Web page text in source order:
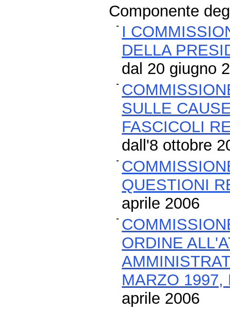
Componente
I
DELLA
dal 20 giugno
SULLE
FASCICOLI
dall'8 ottobre
QUESTIONI
aprile 2006
ORDINE
MARZO 1997,
aprile 2006